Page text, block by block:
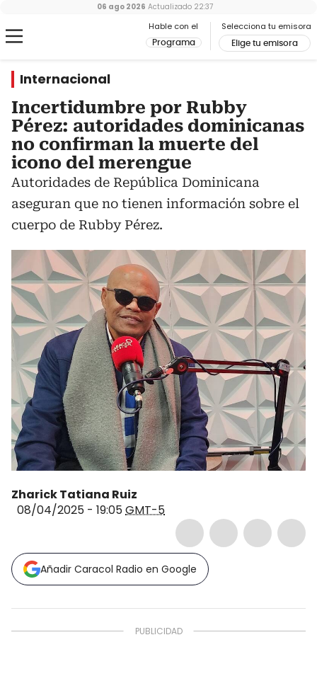
Hable con el
Programa
Selecciona tu emisora
Elige tu emisora
06 ago 2026 Actualizado 22:37
Internacional
Incertidumbre por Rubby
Pérez: autoridades dominicanas
no confirman la muerte del
icono del merengue
Autoridades de República Dominicana
aseguran que no tienen información sobre el
cuerpo de Rubby Pérez.
Zharick Tatiana Ruiz
08/04/2025 - 19:05GMT-5
Añadir Caracol Radio en Google